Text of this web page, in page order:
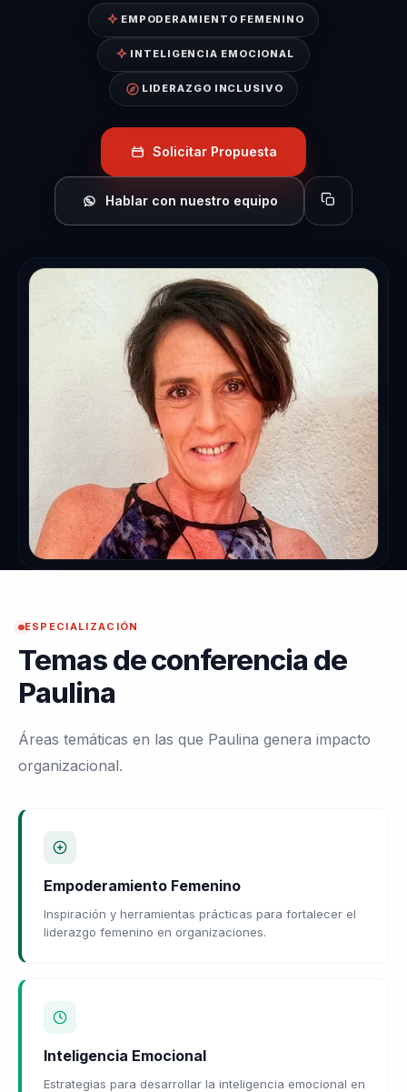
EMPODERAMIENTO FEMENINO
INTELIGENCIA EMOCIONAL
LIDERAZGO INCLUSIVO
Solicitar Propuesta
Hablar con nuestro equipo Copiar perfil
ESPECIALIZACIÓN
Temas de conferencia de
Paulina
Áreas temáticas en las que Paulina genera impacto
organizacional.
Empoderamiento Femenino
Inspiración y herramientas prácticas para fortalecer el
liderazgo femenino en organizaciones.
Inteligencia Emocional
Estrategias para desarrollar la inteligencia emocional en